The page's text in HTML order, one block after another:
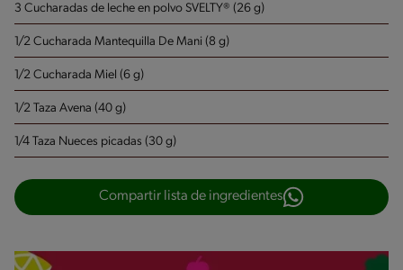
3 Cucharadas de leche en polvo SVELTY® (26 g)
1/2 Cucharada Mantequilla De Mani (8 g)
1/2 Cucharada Miel (6 g)
1/2 Taza Avena (40 g)
1/4 Taza Nueces picadas (30 g)
Compartir lista de ingredientes